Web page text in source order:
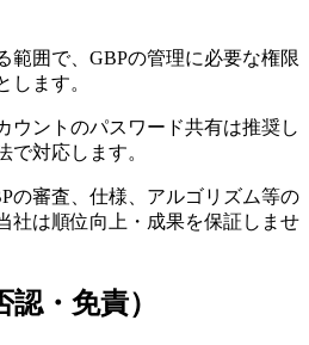
範囲で、GBPの管理に必要な権限
します。
ウントのパスワード共有は推奨し
で対応します。
の審査、仕様、アルゴリズム等の
社は順位向上・成果を保証しませ
・免責）